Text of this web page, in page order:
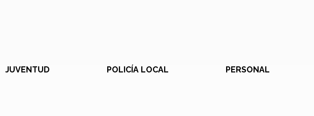
JUVENTUD POLICÍA LOCAL PERSONAL